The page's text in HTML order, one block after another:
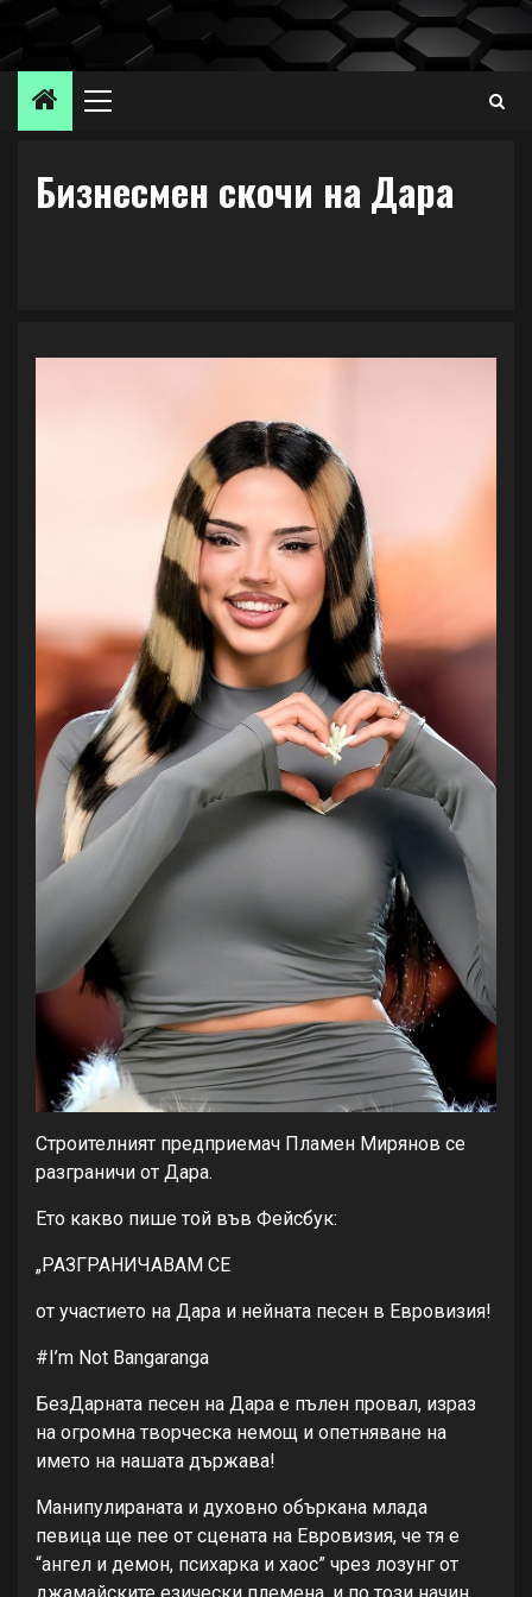
Skip
content
Primary
Бизнесмен скочи на Дара
Строителният предприемач Пламен Мирянов се
разграничи от Дара.
Ето какво пише той във Фейсбук:
„РАЗГРАНИЧАВАМ СЕ
от участието на Дара и нейната песен в Евровизия!
#I’m Not Bangaranga
БезДарната песен на Дара е пълен провал, израз
на огромна творческа немощ и опетняване на
името на нашата държава!
Манипулираната и духовно объркана млада
певица ще пее от сцената на Евровизия, че тя е
“ангел и демон, психарка и хаос” чрез лозунг от